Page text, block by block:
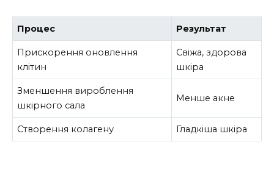
Процес Результат
Прискорення оновлення
клітин
Свіжа, здорова
шкіра
Зменшення вироблення
шкірного сала
Менше акне
Створення колагену Гладкіша шкіра